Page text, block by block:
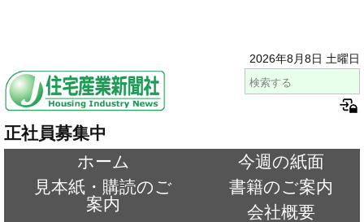
2026年8月8日 土曜日
正社員募集中
ホーム
今週の紙面
見本紙・購読のご
案内
書籍のご案内
会社概要